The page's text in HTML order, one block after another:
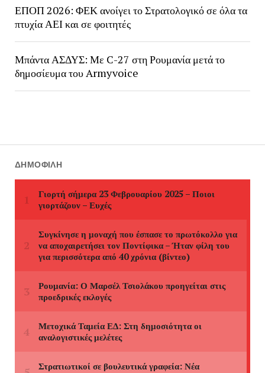
ΕΠΟΠ 2026: ΦΕΚ ανοίγει το Στρατολογικό σε όλα τα
πτυχία ΑΕΙ και σε φοιτητές
Μπάντα ΑΣΔΥΣ: Με C-27 στη Ρουμανία μετά το
δημοσίευμα του Armyvoice
ΔΗΜΟΦΙΛΉ